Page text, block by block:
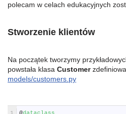
polecam w celach edukacyjnych
Stworzenie klientów
Na początek tworzymy
powstała klasa Customer
models/customers.py